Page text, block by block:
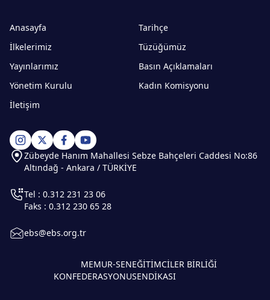
Anasayfa
Tarihçe
İlkelerimiz
Tüzüğümüz
Yayınlarımız
Basın Açıklamaları
Yönetim Kurulu
Kadın Komisyonu
İletişim
MEMUR-SEN
KONFEDERASYONU
EĞİTİMCİLER BİRLİĞİ
SENDİKASI
Zübeyde Hanım Mahallesi Sebze Bahçeleri Caddesi No:86
Altındağ - Ankara / TÜRKİYE
Tel : 0.312 231 23 06
Faks : 0.312 230 65 28
ebs@ebs.org.tr